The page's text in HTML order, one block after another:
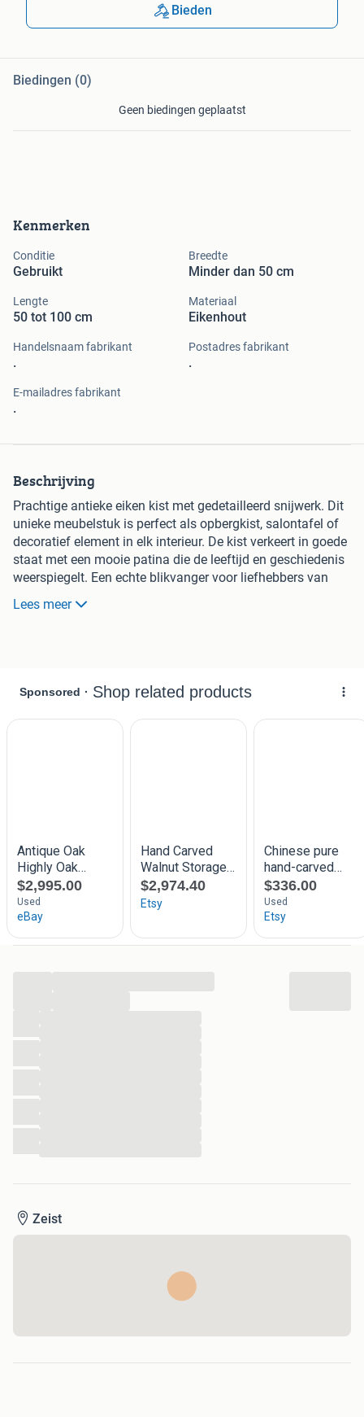
Kenmerken
Conditie
Gebruikt
Breedte
Minder dan 50 cm
Lengte
50 tot 100 cm
Materiaal
Eikenhout
Handelsnaam fabrikant
.
Postadres fabrikant
.
E-mailadres fabrikant
.
Beschrijving
Prachtige antieke eiken kist met gedetailleerd snijwerk. Dit
unieke meubelstuk is perfect als opbergkist, salontafel of
decoratief element in elk interieur. De kist verkeert in goede
staat met een mooie patina die de leeftijd en geschiedenis
weerspiegelt. Een echte blikvanger voor liefhebbers van
klassieke en rustieke meubels.
Lees meer
Zeist
Bieden
Biedingen (0)
Geen biedingen geplaatst